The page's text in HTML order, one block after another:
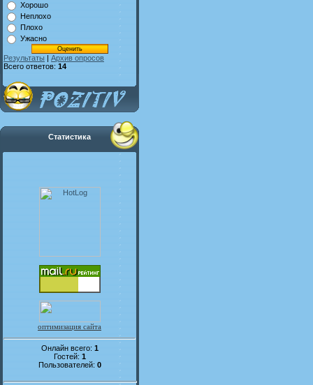
Хорошо
Неплохо
Плохо
Ужасно
Результаты | Архив опросов
Всего ответов: 14
Статистика
оптимизация сайта
Онлайн всего: 1
Гостей: 1
Пользователей: 0